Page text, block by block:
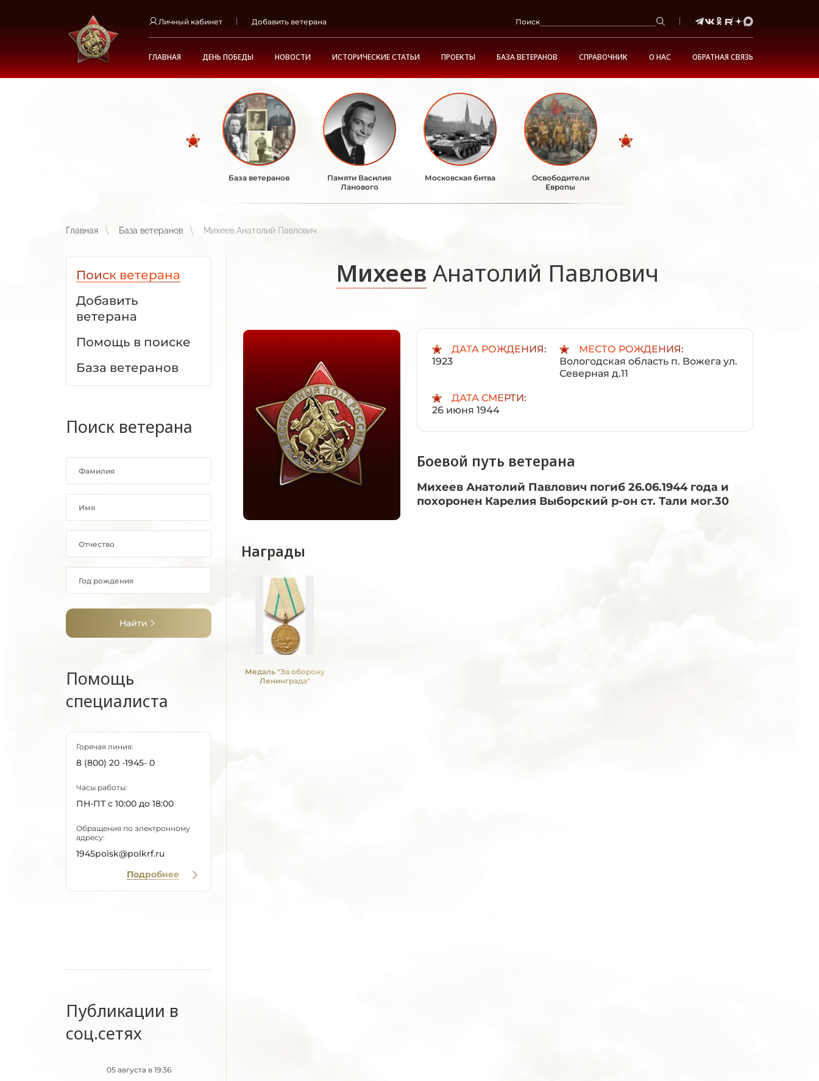
Личный кабинет Добавить ветерана Поиск
ГЛАВНАЯ ДЕНЬ ПОБЕДЫ НОВОСТИ ИСТОРИЧЕСКИЕ СТАТЬИ ПРОЕКТЫ БАЗА ВЕТЕРАНОВ СПРАВОЧНИК О НАС ОБРАТНАЯ СВЯЗЬ
База ветеранов
Памяти Василия
Ланового
Московская битва
Освободители
Европы
Главная База ветеранов Михеев Анатолий Павлович
Поиск ветерана
Добавить
ветерана
Помощь в поиске
База ветеранов
Поиск ветерана
Найти
Помощь
специалиста
Горячая линия:
8 (800) 20 -1945- 0
Часы работы:
ПН-ПТ с 10:00 до 18:00
Обращения по электронному
адресу:
1945poisk@polkrf.ru
Подробнее
Публикации в
соц.сетях
05 августа в 19:36
Михеев Анатолий Павлович
ДАТА РОЖДЕНИЯ:
1923
МЕСТО РОЖДЕНИЯ:
Вологодская область п. Вожега ул.
Северная д.11
ДАТА СМЕРТИ:
26 июня 1944
Боевой путь ветерана
Михеев Анатолий Павлович погиб 26.06.1944 года и
похоронен Карелия Выборский р-он ст. Тали мог.30
Награды
Медаль "За оборону
Ленинграда"